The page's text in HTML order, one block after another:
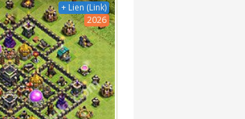
+ Lien (Link)
2026